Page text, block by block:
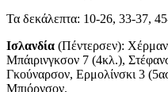
Τα δεκάλεπτα: 10-26, 33-37,
Ισλανδία (Πέντερσεν):
Μπάιρινγκσον 7 (4κλ.),
Γκούναρσον, Ερμολίνσκι 3
Μπιόρνσον.